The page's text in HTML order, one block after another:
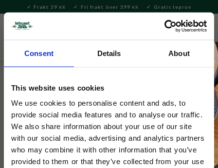
Consent Details About
This website uses cookies
We use cookies to personalise content and ads, to
provide social media features and to analyse our traffic.
We also share information about your use of our site
with our social media, advertising and analytics partners
who may combine it with other information that you’ve
provided to them or that they’ve collected from your use
Meny
Frakt 39 KR Fri frakt över 399 KR Gratis teprov
Te Löste Kusmi Tea lösvikt
Kusmi Tea
Ekologisk Kashmir Tchai svart te
Kryddat te efter Kusmis originalrecept med kardemumma,
ingefära, anis, kanel, nejlika och lagerblad.